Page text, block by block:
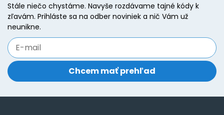
Stále niečo chystáme. Navyše rozdávame tajné kódy k
zľavám. Prihláste sa na odber noviniek a nič Vám už
neunikne.